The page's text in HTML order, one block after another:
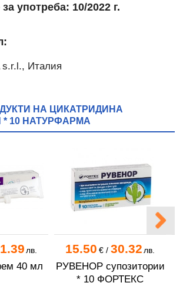
употреба: 10/2022 г.
s.r.l., Италия
НА ЦИКАТРИДИНА
10 НАТУРФАРМА
лв.
40 мл
15.50 €/ 30.32 лв.
РУВЕНОР супозитории
* 10 ФОРТЕКС